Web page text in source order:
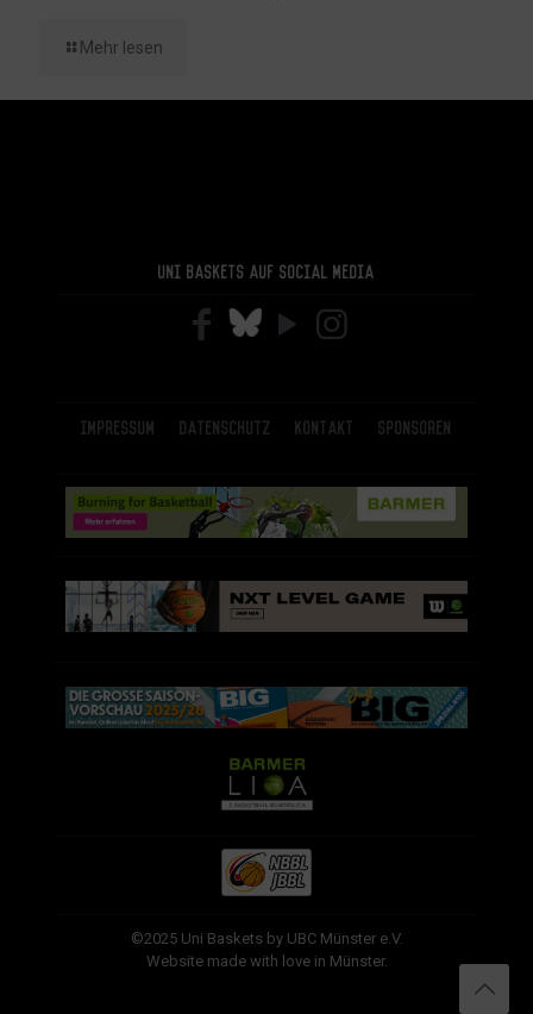
Mehr lesen
Uni Baskets auf Social Media
Impressum Datenschutz Kontakt Sponsoren
©2025 Uni Baskets by UBC Münster e.V.
Website made with love in Münster.